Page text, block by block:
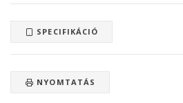
SPECIFIKÁCIÓ
NYOMTATÁS